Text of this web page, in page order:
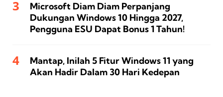
Microsoft Diam Diam Perpanjang
Dukungan Windows 10 Hingga 2027,
Pengguna ESU Dapat Bonus 1 Tahun!
Mantap, Inilah 5 Fitur Windows 11 yang
Akan Hadir Dalam 30 Hari Kedepan